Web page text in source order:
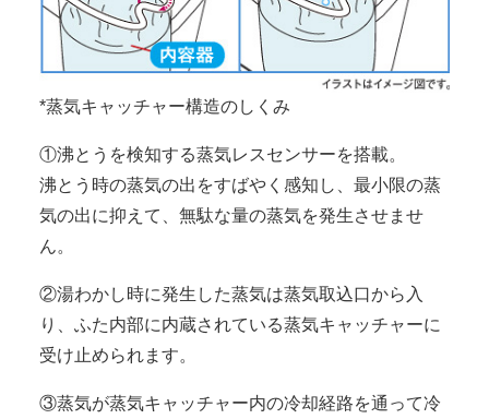
*蒸気キャッチャー構造のしくみ
①沸とうを検知する蒸気レスセンサーを搭載。
沸とう時の蒸気の出をすばやく感知し、最小限の蒸
気の出に抑えて、無駄な量の蒸気を発生させませ
ん。
②湯わかし時に発生した蒸気は蒸気取込口から入
り、ふた内部に内蔵されている蒸気キャッチャーに
受け止められます。
③蒸気が蒸気キャッチャー内の冷却経路を通って冷